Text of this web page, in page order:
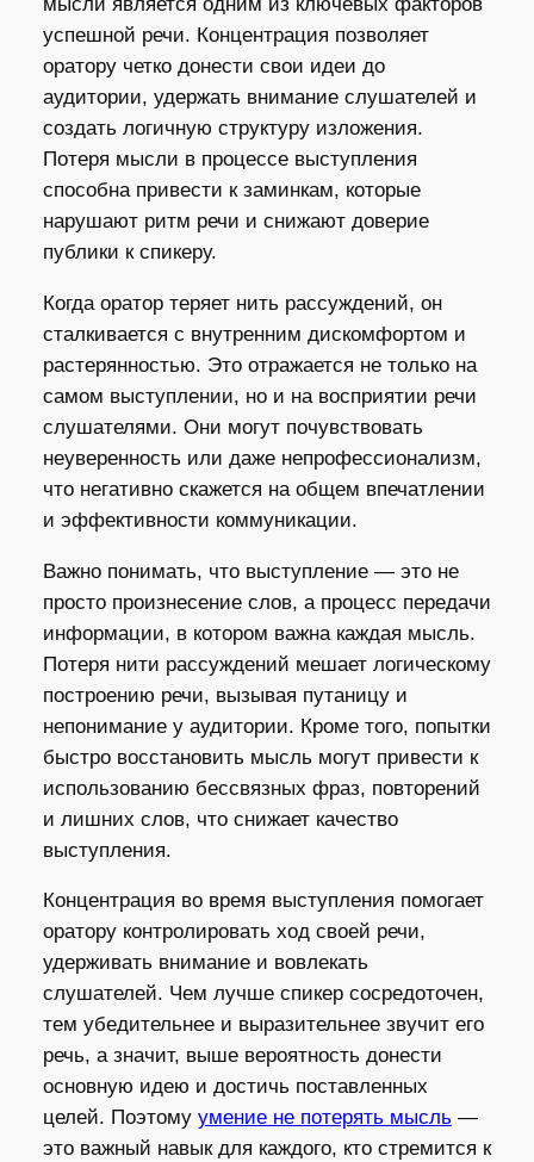
успешной речи. Концентрация позволяет
оратору четко донести свои идеи до
аудитории, удержать внимание слушателей и
создать логичную структуру изложения.
Потеря мысли в процессе выступления
способна привести к заминкам, которые
нарушают ритм речи и снижают доверие
публики к спикеру.
Когда оратор теряет нить рассуждений, он
сталкивается с внутренним дискомфортом и
растерянностью. Это отражается не только на
самом выступлении, но и на восприятии речи
слушателями. Они могут почувствовать
неуверенность или даже непрофессионализм,
что негативно скажется на общем впечатлении
и эффективности коммуникации.
Важно понимать, что выступление — это не
просто произнесение слов, а процесс передачи
информации, в котором важна каждая мысль.
Потеря нити рассуждений мешает логическому
построению речи, вызывая путаницу и
непонимание у аудитории. Кроме того, попытки
быстро восстановить мысль могут привести к
использованию бессвязных фраз, повторений
и лишних слов, что снижает качество
выступления.
Концентрация во время выступления помогает
оратору контролировать ход своей речи,
удерживать внимание и вовлекать
слушателей. Чем лучше спикер сосредоточен,
тем убедительнее и выразительнее звучит его
речь, а значит, выше вероятность донести
основную идею и достичь поставленных
целей. Поэтому умение не потерять мысль—
это важный навык для каждого, кто стремится к